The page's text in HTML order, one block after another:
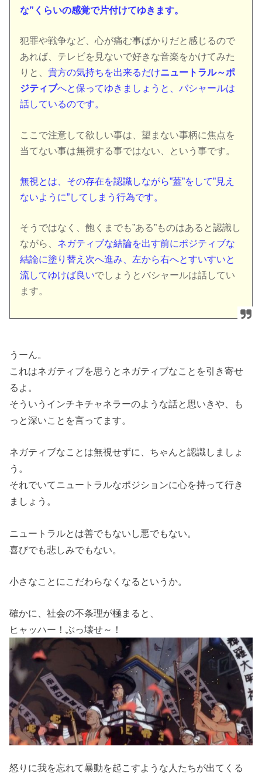
な”くらいの感覚で片付けてゆきます。
犯罪や戦争など、心が痛む事ばかりだと感じるので
あれば、テレビを見ないで好きな音楽をかけてみた
りと、貴方の気持ちを出来るだけニュートラル～ポ
ジティブへと保ってゆきましょうと、バシャールは
話しているのです。
ここで注意して欲しい事は、望まない事柄に焦点を
当てない事は無視する事ではない、という事です。
無視とは、その存在を認識しながら”蓋”をして”見え
ないように”してしまう行為です。
そうではなく、飽くまでも”ある”ものはあると認識し
ながら、 ネガティブな結論を出す前にポジティブな
結論に塗り替え次へ進み、左から右へとすいすいと
流してゆけば良いでしょうとバシャールは話してい
ます。
うーん。
これはネガティブを思うとネガティブなことを引き寄せ
るよ。
そういうインチキチャネラーのような話と思いきや、も
っと深いことを言ってます。
ネガティブなことは無視せずに、ちゃんと認識しましょ
う。
それでいてニュートラルなポジションに心を持って行き
ましょう。
ニュートラルとは善でもないし悪でもない。
喜びでも悲しみでもない。
小さなことにこだわらなくなるというか。
確かに、社会の不条理が極まると、
ヒャッハー！ぶっ壊せ～！
怒りに我を忘れて暴動を起こすような人たちが出てくる